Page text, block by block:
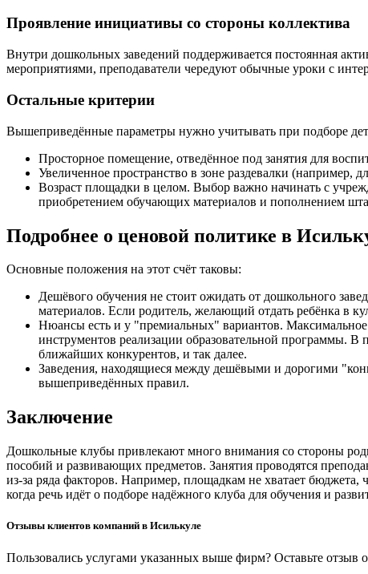
Проявление инициативы со стороны коллектива
Внутри дошкольных заведений поддерживается постоянная
мероприятиями, преподаватели чередуют обычные уроки с
Остальные критерии
Вышеприведённые параметры нужно учитывать при подборе
Просторное помещение, отведённое под занятия для
Увеличенное пространство в зоне раздевалки (например,
Возраст площадки в целом. Выбор важно начинать с
приобретением обучающих материалов и пополнением
Подробнее о ценовой политике в
Основные положения на этот счёт таковы:
Дешёвого обучения не стоит ожидать от дошкольного
материалов. Если родитель, желающий отдать ребёнка в
Нюансы есть и у "премиальных" вариантов. Максимальное
инструментов реализации образовательной программы. В
ближайших конкурентов, и так далее.
Заведения, находящиеся между дешёвыми и дорогими
вышеприведённых правил.
Заключение
Дошкольные клубы привлекают много внимания со стороны
пособий и развивающих предметов. Занятия проводятся
из-за ряда факторов. Например, площадкам не хватает
когда речь идёт о подборе надёжного клуба для обучения и
Отзывы клиентов компаний в Исилькуле
Пользовались услугами указанных выше фирм? Оставьте отзыв